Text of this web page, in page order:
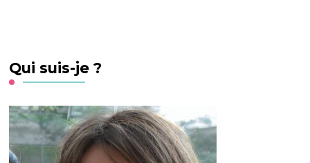
Qui suis-je ?